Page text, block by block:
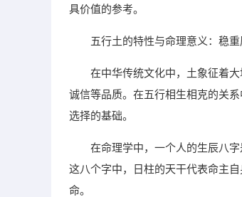
具价值的参考。
五行土的特性与命理意义：稳
在中华传统文化中，土象征着
诚信等品质。在五行相生相克的关
选择的基础。
在命理学中，一个人的生辰八
这八个字中，日柱的天干代表命主
命。